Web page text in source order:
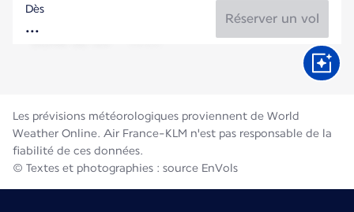
Norvège
Durée du vol
Dès
Réserver un vol
Les prévisions météorologiques proviennent de World
Weather Online. Air France-KLM n'est pas responsable de la
fiabilité de ces données.
© Textes et photographies : source EnVols